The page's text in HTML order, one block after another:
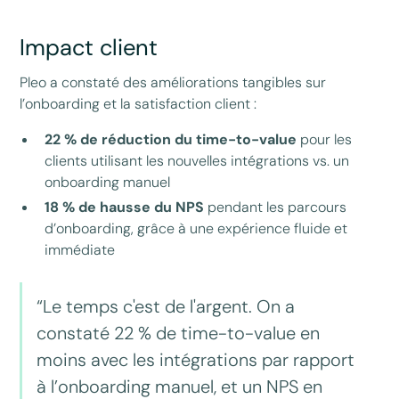
Impact client
Pleo a constaté des améliorations tangibles sur
l’onboarding et la satisfaction client :
22 % de réduction du time-to-value pour les
clients utilisant les nouvelles intégrations vs. un
onboarding manuel
18 % de hausse du NPS pendant les parcours
d’onboarding, grâce à une expérience fluide et
immédiate
“Le temps c'est de l'argent. On a
constaté 22 % de time-to-value en
moins avec les intégrations par rapport
à l’onboarding manuel, et un NPS en